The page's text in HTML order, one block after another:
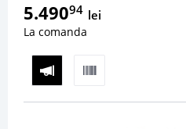
5.49094 lei
La comanda